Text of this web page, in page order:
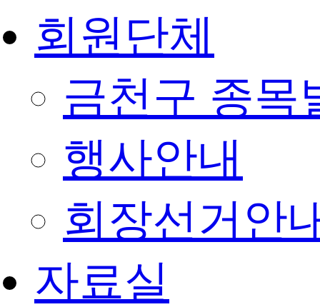
회원단체
금천구 종목
행사안내
회장선거안
자료실